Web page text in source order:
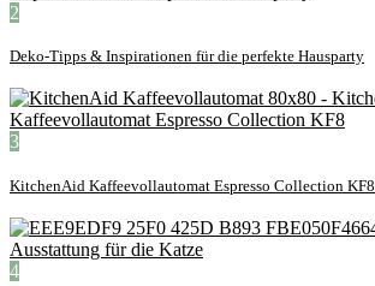
2
Deko-Tipps & Inspirationen für die perfekte Hausparty
3
KitchenAid Kaffeevollautomat Espresso Collection KF8
4